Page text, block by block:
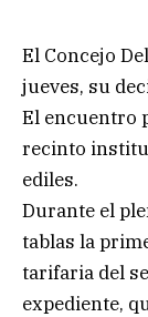
El Concejo
jueves, su
El encuentro
recinto
ediles.
Durante el
tablas la
tarifaria del
expediente,